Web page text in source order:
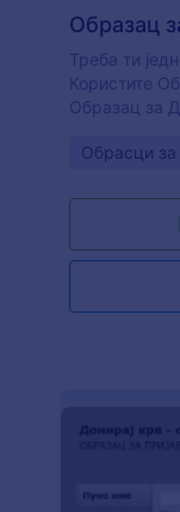
Образац
Треба ти
Користите
Образац за
могућност
адресу и
и ако је
Go to
Обрасци за